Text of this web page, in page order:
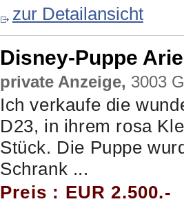
zur Detailansicht
Disney-Puppe
private Anzeige, 3003
Ich verkaufe die
D23, in ihrem rosa
Stück. Die Puppe
Schrank ...
Preis : EUR 2.500.-